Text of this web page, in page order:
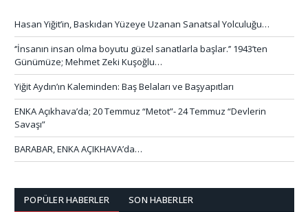
Hasan Yiğit’in, Baskıdan Yüzeye Uzanan Sanatsal Yolculuğu…
‘’İnsanın insan olma boyutu güzel sanatlarla başlar.’’ 1943’ten
Günümüze; Mehmet Zeki Kuşoğlu…
Yiğit Aydın’ın Kaleminden: Baş Belaları ve Başyapıtları
ENKA Açıkhava’da; 20 Temmuz “Metot”- 24 Temmuz “Devlerin
Savaşı”
BARABAR, ENKA AÇIKHAVA’da…
POPÜLER HABERLER SON HABERLER